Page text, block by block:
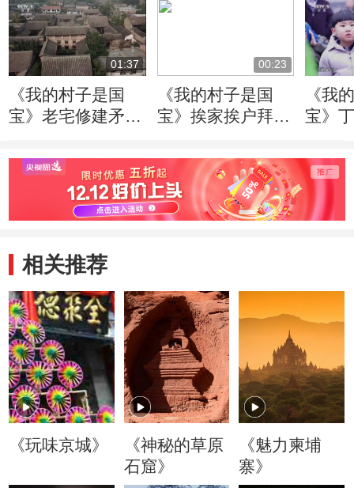
01:37
《我的村子是国
宝》老宅修建矛盾
00:23
《我的村子是国
宝》挨家挨户拜年
《我
宝》
相关推荐
《玩味京城》
《神秘的草原
石窟》
《魅力柬埔
寨》